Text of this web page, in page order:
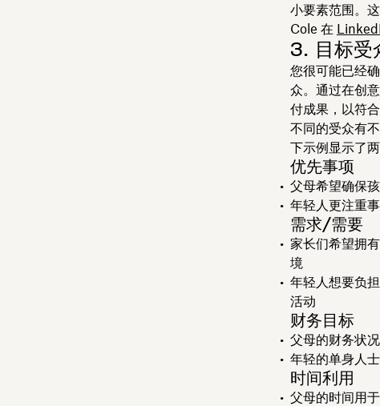
小要素范围。
Cole 在
3. 目标受
您很可能已经
众。通过在创
付成果，以符
不同的受众有
下示例显示了
优先事项
父母希望确保
年轻人更注重
需求/需要
家长们希望拥
境
年轻人想要负
活动
财务目标
父母的财务状
年轻的单身人
时间利用
父母的时间用